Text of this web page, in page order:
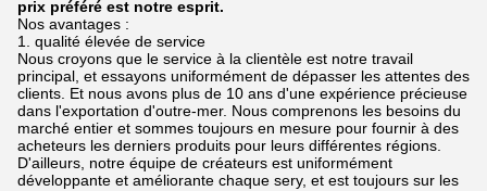
prix préféré est notre esprit.
Nos avantages :
1. qualité élevée de service
Nous croyons que le service à la clientèle est notre travail
principal, et essayons uniformément de dépasser les attentes des
clients. Et nous avons plus de 10 ans d'une expérience précieuse
dans l'exportation d'outre-mer. Nous comprenons les besoins du
marché entier et sommes toujours en mesure pour fournir à des
acheteurs les derniers produits pour leurs différentes régions.
D'ailleurs, notre équipe de créateurs est uniformément
développante et améliorante chaque sery, et est toujours sur les